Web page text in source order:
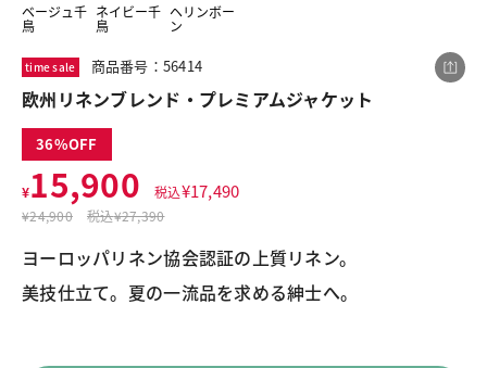
ベージュ千
鳥
ネイビー千
鳥
ヘリンボー
ン
time sale 商品番号：56414
欧州リネンブレンド・プレミアムジャケット
36
¥15,900 税込¥17,490
¥24,900 税込¥27,390
ヨーロッパリネン協会認証の上質リネン。
この商品をシェアする
欧州リネンブレンド・プレミアムジャケット
LINE X メール